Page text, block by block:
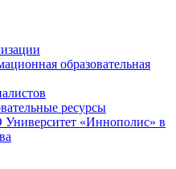
образовательная
ресурсы
«Иннополис» в